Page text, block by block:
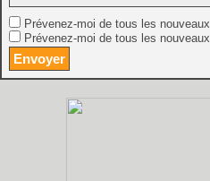
Prévenez-moi de tous les
Prévenez-moi de tous les